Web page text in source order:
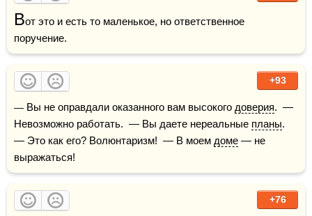
Вот это и есть то маленькое, но ответственное
поручение.
+93
— Вы не оправдали оказанного вам высокого доверия.  —
Невозможно работать.  — Вы даете нереальные планы.
— Это как его? Волюнтаризм!  — В моем доме — не
выражаться!
+76